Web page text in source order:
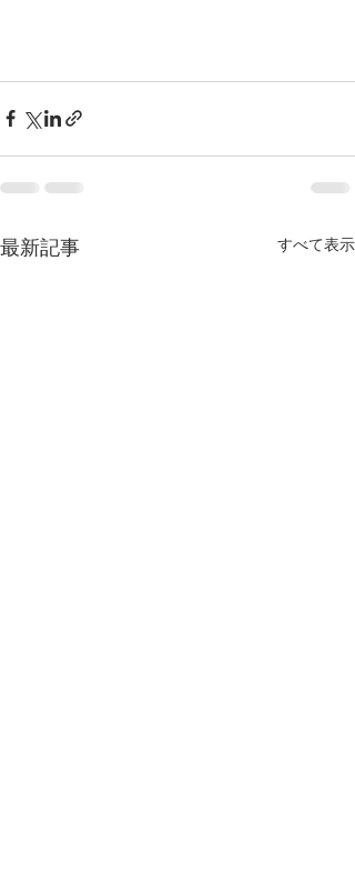
最新記事 すべて表示